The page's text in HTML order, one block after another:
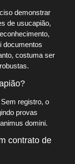
demonstrar
de usucapião,
documentos
costuma ser
registro, o
provas
domini.
contrato de